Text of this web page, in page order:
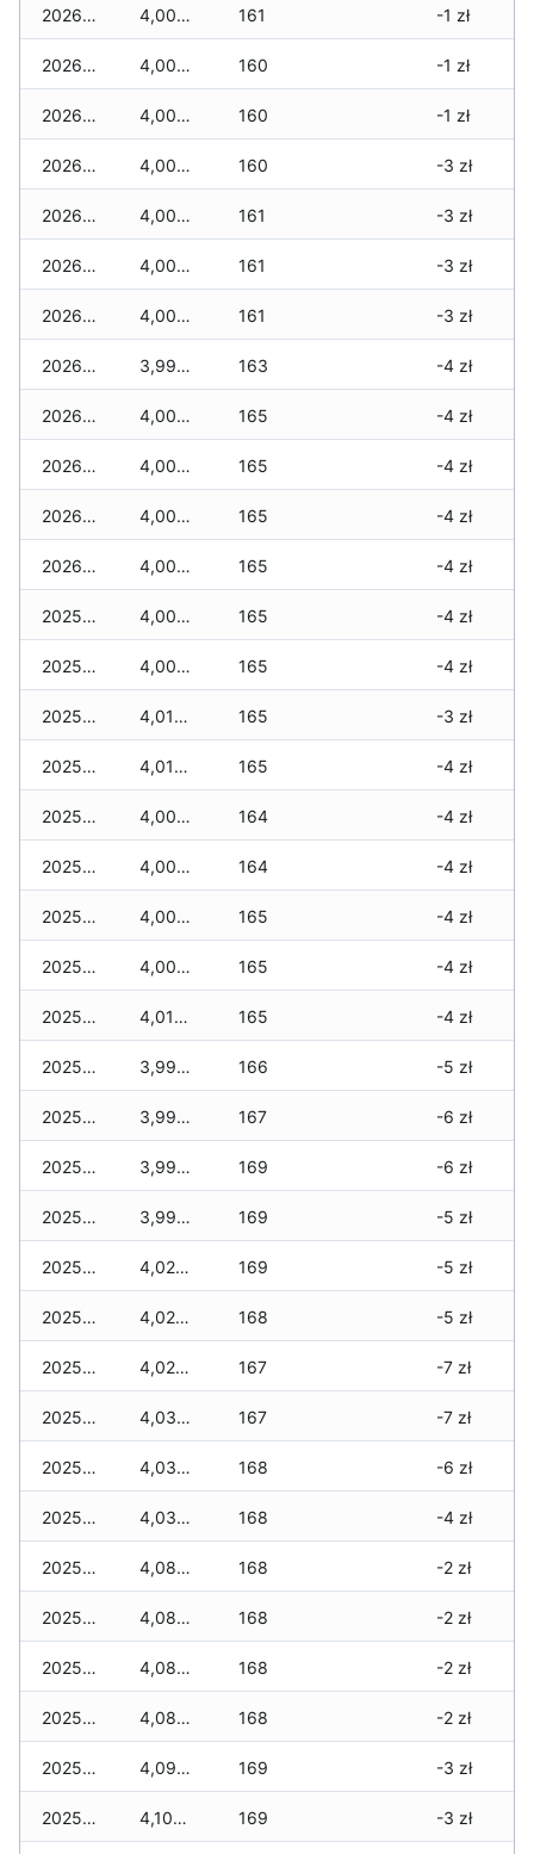
2026-01-13 4,000 zł 161 -1 zł
2026-01-12 4,000 zł 160 -1 zł
2026-01-11 4,000 zł 160 -1 zł
2026-01-09 4,000 zł 160 -3 zł
2026-01-08 4,000 zł 161 -3 zł
2026-01-07 4,000 zł 161 -3 zł
2026-01-06 4,000 zł 161 -3 zł
2026-01-05 3,990 zł 163 -4 zł
2026-01-04 4,000 zł 165 -4 zł
2026-01-03 4,000 zł 165 -4 zł
2026-01-02 4,000 zł 165 -4 zł
2026-01-01 4,000 zł 165 -4 zł
2025-12-31 4,000 zł 165 -4 zł
2025-12-30 4,000 zł 165 -4 zł
2025-12-29 4,010 zł 165 -3 zł
2025-12-28 4,010 zł 165 -4 zł
2025-12-27 4,000 zł 164 -4 zł
2025-12-26 4,000 zł 164 -4 zł
2025-12-25 4,000 zł 165 -4 zł
2025-12-24 4,000 zł 165 -4 zł
2025-12-23 4,010 zł 165 -4 zł
2025-12-22 3,990 zł 166 -5 zł
2025-12-21 3,990 zł 167 -6 zł
2025-12-20 3,990 zł 169 -6 zł
2025-12-19 3,990 zł 169 -5 zł
2025-12-18 4,020 zł 169 -5 zł
2025-12-17 4,020 zł 168 -5 zł
2025-12-16 4,020 zł 167 -7 zł
2025-12-15 4,030 zł 167 -7 zł
2025-12-14 4,030 zł 168 -6 zł
2025-12-13 4,030 zł 168 -4 zł
2025-12-12 4,080 zł 168 -2 zł
2025-12-11 4,080 zł 168 -2 zł
2025-12-10 4,080 zł 168 -2 zł
2025-12-09 4,080 zł 168 -2 zł
2025-12-08 4,090 zł 169 -3 zł
2025-12-07 4,100 zł 169 -3 zł